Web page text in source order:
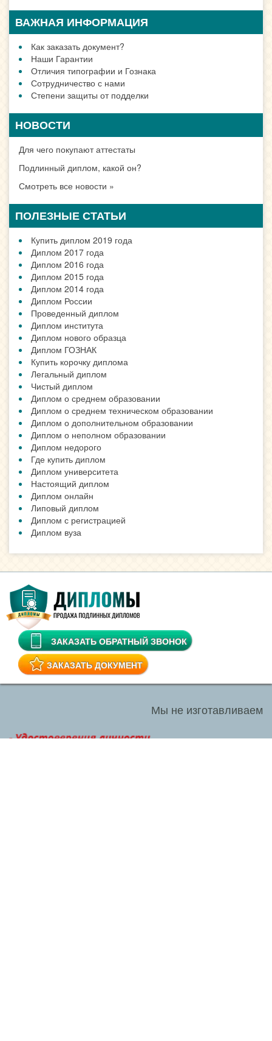
ВАЖНАЯ ИНФОРМАЦИЯ
Как заказать документ?
Наши Гарантии
Отличия типографии и Гознака
Сотрудничество с нами
Степени защиты от подделки
НОВОСТИ
Для чего покупают аттестаты
Подлинный диплом, какой он?
Смотреть все новости »
ПОЛЕЗНЫЕ СТАТЬИ
Купить диплом 2019 года
Диплом 2017 года
Диплом 2016 года
Диплом 2015 года
Диплом 2014 года
Диплом России
Проведенный диплом
Диплом института
Диплом нового образца
Диплом ГОЗНАК
Купить корочку диплома
Легальный диплом
Чистый диплом
Диплом о среднем образовании
Диплом о среднем техническом образовании
Диплом о дополнительном образовании
Диплом о неполном образовании
Диплом недорого
Где купить диплом
Диплом университета
Настоящий диплом
Диплом онлайн
Липовый диплом
Диплом с регистрацией
Диплом вуза
ЗАКАЗАТЬ ОБРАТНЫЙ ЗВОНОК
ЗАКАЗАТЬ ДОКУМЕНТ
Мы не изготавливаем